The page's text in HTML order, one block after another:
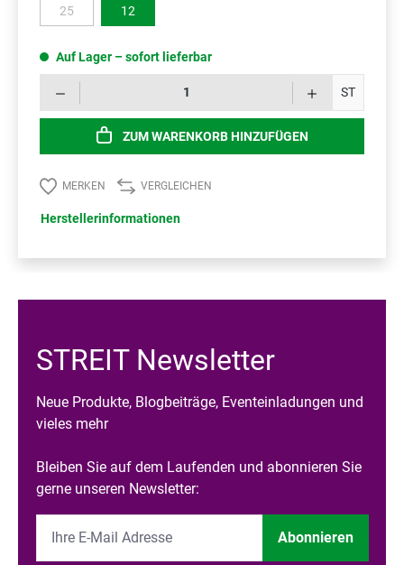
25(Diese Option ist zurzeit nicht verfügbar.)
12
Auf Lager – sofort lieferbar
ST
ZUM WARENKORB HINZUFÜGEN
MERKEN VERGLEICHEN
Herstellerinformationen
STREIT Newsletter
Neue Produkte, Blogbeiträge, Eventeinladungen und
vieles mehr
Bleiben Sie auf dem Laufenden und abonnieren Sie
gerne unseren Newsletter:
Abonnieren